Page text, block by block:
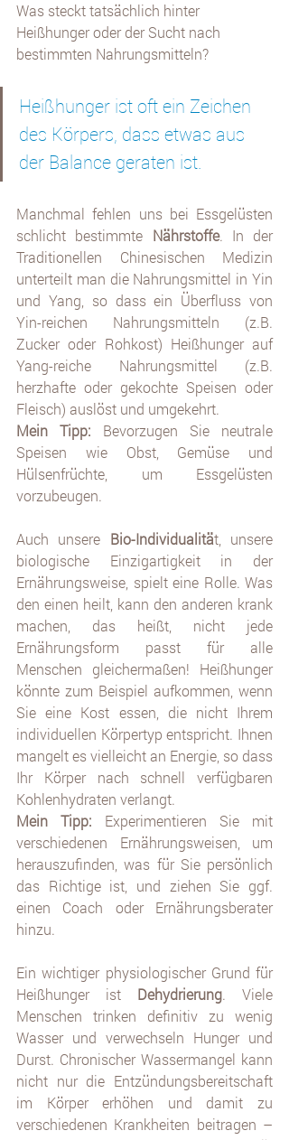
Was steckt tatsächlich hinter
Heißhunger oder der Sucht nach
bestimmten Nahrungsmitteln?
Heißhunger ist oft ein Zeichen
des Körpers, dass etwas aus
der Balance geraten ist.
Manchmal fehlen uns bei Essgelüsten
schlicht bestimmte Nährstoffe. In der
Traditionellen Chinesischen Medizin
unterteilt man die Nahrungsmittel in Yin
und Yang, so dass ein Überfluss von
Yin-reichen Nahrungsmitteln (z.B.
Zucker oder Rohkost) Heißhunger auf
Yang-reiche Nahrungsmittel (z.B.
herzhafte oder gekochte Speisen oder
Fleisch) auslöst und umgekehrt.
Mein Tipp: Bevorzugen Sie neutrale
Speisen wie Obst, Gemüse und
Hülsenfrüchte, um Essgelüsten
vorzubeugen.
Auch unsere Bio-Individualität, unsere
biologische Einzigartigkeit in der
Ernährungsweise, spielt eine Rolle. Was
den einen heilt, kann den anderen krank
machen, das heißt, nicht jede
Ernährungsform passt für alle
Menschen gleichermaßen! Heißhunger
könnte zum Beispiel aufkommen, wenn
Sie eine Kost essen, die nicht Ihrem
individuellen Körpertyp entspricht. Ihnen
mangelt es vielleicht an Energie, so dass
Ihr Körper nach schnell verfügbaren
Kohlenhydraten verlangt.
Mein Tipp: Experimentieren Sie mit
verschiedenen Ernährungsweisen, um
herauszufinden, was für Sie persönlich
das Richtige ist, und ziehen Sie ggf.
einen Coach oder Ernährungsberater
hinzu.
Ein wichtiger physiologischer Grund für
Heißhunger ist Dehydrierung. Viele
Menschen trinken definitiv zu wenig
Wasser und verwechseln Hunger und
Durst. Chronischer Wassermangel kann
nicht nur die Entzündungsbereitschaft
im Körper erhöhen und damit zu
verschiedenen Krankheiten beitragen –